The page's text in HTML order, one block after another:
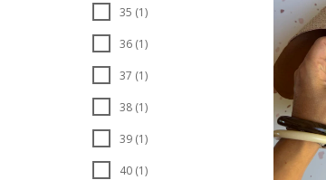
35 (1)
36 (1)
37 (1)
38 (1)
39 (1)
40 (1)